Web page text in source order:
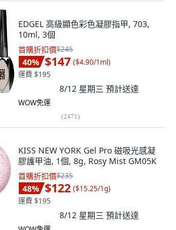
EDGEL 高級顯色彩色凝膠指甲, 703,
10ml, 3個
首購折扣價$245
40% $147 ($4.90/1ml)
運費 $195
8/12 星期三 預計送達
WOW免運
(2471)
KISS NEW YORK Gel Pro 磁吸光感凝
膠護甲油, 1個, 8g, Rosy Mist GM05K
首購折扣價$235
48% $122 ($15.25/1g)
運費 $195
8/12 星期三 預計送達